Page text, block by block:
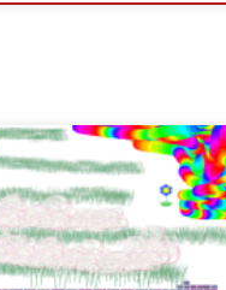
l’EPN a été actif sur plusieurs
séances d’une
d’Internet ont eu lieu,
d’éducation aux médias et
en collaboration avec des